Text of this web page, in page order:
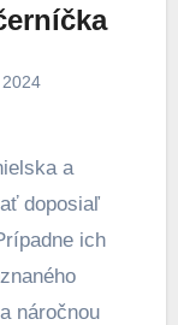
a
doposiaľ
ich
náročnou